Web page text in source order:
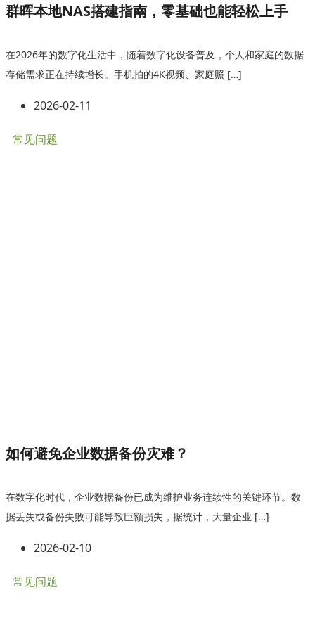
群晖本地NAS搭建指南，零基础也能轻松上手
在2026年的数字化生活中，随着数字化设备普及，个人和家庭的数据
存储需求正在持续增长。手机拍的4K视频、家庭照 […]
2026-02-11
常见问题
如何避免企业数据备份灾难？
在数字化时代，企业数据备份已成为维护业务连续性的关键环节。数
据丢失或备份失败可能导致巨额损失，据统计，大量企业 […]
2026-02-10
常见问题